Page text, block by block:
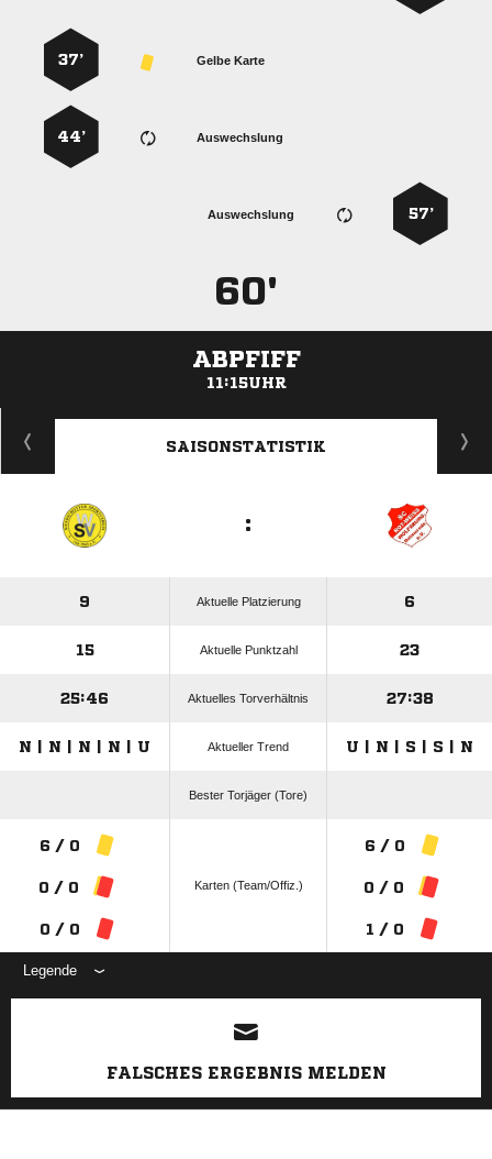
Gelbe Karte
37’
Auswechslung
44’
57’
Auswechslung
60'
ABPFIFF
11:15UHR
ANZEIGE
SAISONSTATISTIK
:
9 Aktuelle Platzierung 6
15 Aktuelle Punktzahl 23
25:46 Aktuelles Torverhältnis 27:38
N | N | N | N | U Aktueller Trend U | N | S | S | N
Bester Torjäger (Tore)
6 / 0
0 / 0
0 / 0
Karten (Team/Offiz.)
6 / 0
0 / 0
1 / 0
Legende
ANZEIGE
FALSCHES ERGEBNIS MELDEN